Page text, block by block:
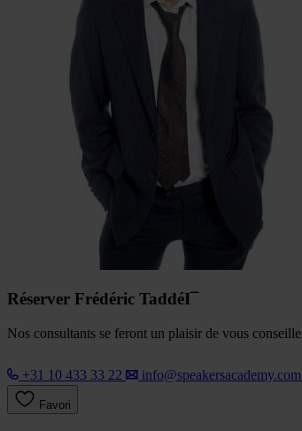
Réserver Frédéric TaddéI¯
Nos consultants se feront un plaisir de vous
+31 10 433 33 22 info@speakersacademy.com
Favori